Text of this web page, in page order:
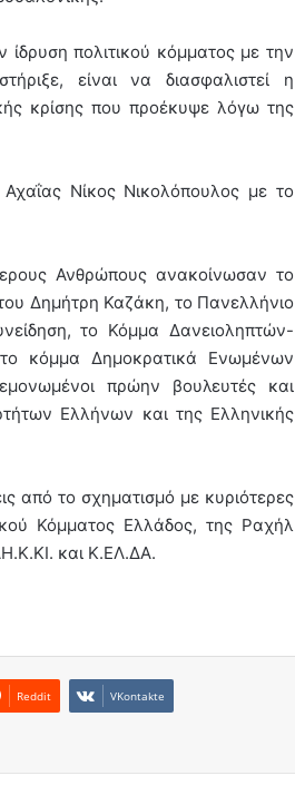
πολιτικού κόμματος με την
είναι να διασφαλιστεί η
κρίσης που προέκυψε λόγω της
Νίκος Νικολόπουλος με το
Ανθρώπους ανακοίνωσαν το
Δημήτρη Καζάκη, το Πανελλήνιο
το Κόμμα Δανειοληπτών-
κόμμα Δημοκρατικά Ενωμένων
πρώην βουλευτές και
Ελλήνων και της Ελληνικής
από το σχηματισμό με κυριότερες
Κόμματος Ελλάδος, της Ραχήλ
και Κ.ΕΛ.ΔΑ.
Reddit VKontakte